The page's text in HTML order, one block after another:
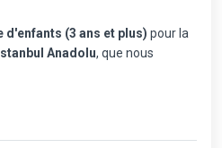
d'enfants (3 ans et plus) pour la
Anadolu, que nous